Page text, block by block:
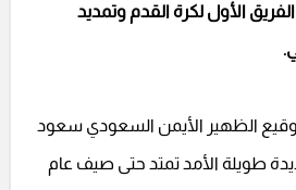
الأول لكرة القدم وتمديد
الظهير الأيمن السعودي سعود
طويلة الأمد تمتد حتى صيف عام